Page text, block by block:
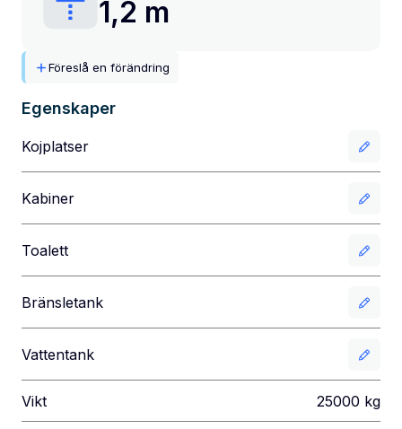
1,2 m
Föreslå en förändring
Egenskaper
Kojplatser
Kabiner
Toalett
Bränsletank
Vattentank
Vikt 25000 kg